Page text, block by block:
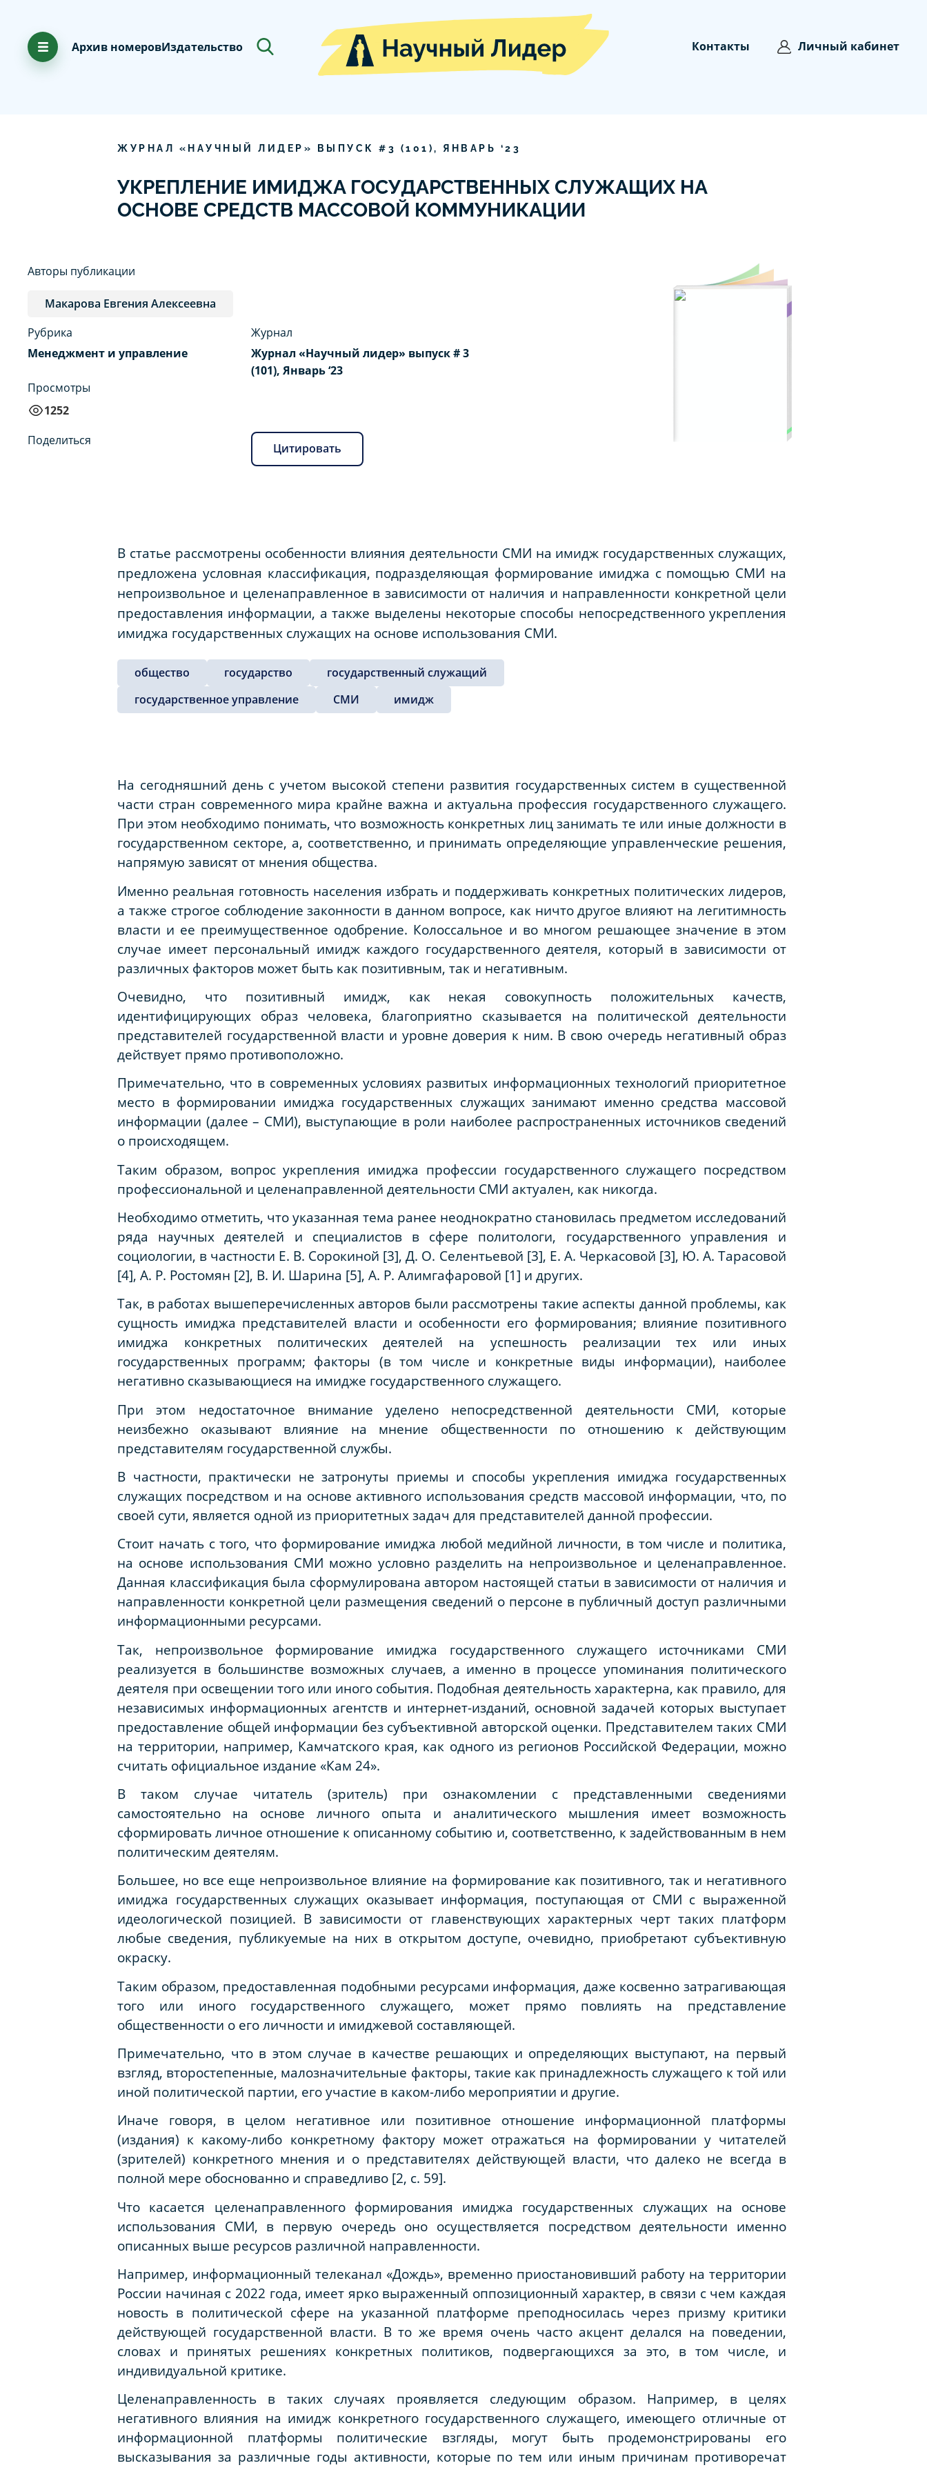
Архив номеровИздательство Контакты Личный кабинет
ЖУРНАЛ «НАУЧНЫЙ ЛИДЕР» ВЫПУСК # 3 (101 ), ЯНВАРЬ ‘23
УКРЕПЛЕНИЕ ИМИДЖА ГОСУДАРСТВЕННЫХ СЛУЖАЩИХ НА
ОСНОВЕ СРЕДСТВ МАССОВОЙ КОММУНИКАЦИИ
Авторы публикации
Макарова Евгения Алексеевна
Рубрика
Менеджмент и управление
Просмотры
1252
Журнал
Журнал «Научный лидер» выпуск # 3
(101), Январь ‘23
Поделиться
Цитировать
В статье рассмотрены особенности влияния деятельности СМИ на имидж государственных служащих,
предложена условная классификация, подразделяющая формирование имиджа с помощью СМИ на
непроизвольное и целенаправленное в зависимости от наличия и направленности конкретной цели
предоставления информации, а также выделены некоторые способы непосредственного укрепления
имиджа государственных служащих на основе использования СМИ.
общество государство
государственный служащий
государственное управление
СМИ имидж
На сегодняшний день с учетом высокой степени развития государственных систем в существенной
части стран современного мира крайне важна и актуальна профессия государственного служащего.
При этом необходимо понимать, что возможность конкретных лиц занимать те или иные должности в
государственном секторе, а, соответственно, и принимать определяющие управленческие решения,
напрямую зависят от мнения общества.
Именно реальная готовность населения избрать и поддерживать конкретных политических лидеров,
а также строгое соблюдение законности в данном вопросе, как ничто другое влияют на легитимность
власти и ее преимущественное одобрение. Колоссальное и во многом решающее значение в этом
случае имеет персональный имидж каждого государственного деятеля, который в зависимости от
различных факторов может быть как позитивным, так и негативным.
Очевидно, что позитивный имидж, как некая совокупность положительных качеств,
идентифицирующих образ человека, благоприятно сказывается на политической деятельности
представителей государственной власти и уровне доверия к ним. В свою очередь негативный образ
действует прямо противоположно.
Примечательно, что в современных условиях развитых информационных технологий приоритетное
место в формировании имиджа государственных служащих занимают именно средства массовой
информации (далее – СМИ), выступающие в роли наиболее распространенных источников сведений
о происходящем.
Таким образом, вопрос укрепления имиджа профессии государственного служащего посредством
профессиональной и целенаправленной деятельности СМИ актуален, как никогда.
Необходимо отметить, что указанная тема ранее неоднократно становилась предметом исследований
ряда научных деятелей и специалистов в сфере политологи, государственного управления и
социологии, в частности Е. В. Сорокиной [3], Д. О. Селентьевой [3], Е. А. Черкасовой [3], Ю. А. Тарасовой
[4], А. Р. Ростомян [2], В. И. Шарина [5], А. Р. Алимгафаровой [1] и других.
Так, в работах вышеперечисленных авторов были рассмотрены такие аспекты данной проблемы, как
сущность имиджа представителей власти и особенности его формирования; влияние позитивного
имиджа конкретных политических деятелей на успешность реализации тех или иных
государственных программ; факторы (в том числе и конкретные виды информации), наиболее
негативно сказывающиеся на имидже государственного служащего.
При этом недостаточное внимание уделено непосредственной деятельности СМИ, которые
неизбежно оказывают влияние на мнение общественности по отношению к действующим
представителям государственной службы.
В частности, практически не затронуты приемы и способы укрепления имиджа государственных
служащих посредством и на основе активного использования средств массовой информации, что, по
своей сути, является одной из приоритетных задач для представителей данной профессии.
Стоит начать с того, что формирование имиджа любой медийной личности, в том числе и политика,
на основе использования СМИ можно условно разделить на непроизвольное и целенаправленное.
Данная классификация была сформулирована автором настоящей статьи в зависимости от наличия и
направленности конкретной цели размещения сведений о персоне в публичный доступ различными
информационными ресурсами.
Так, непроизвольное формирование имиджа государственного служащего источниками СМИ
реализуется в большинстве возможных случаев, а именно в процессе упоминания политического
деятеля при освещении того или иного события. Подобная деятельность характерна, как правило, для
независимых информационных агентств и интернет-изданий, основной задачей которых выступает
предоставление общей информации без субъективной авторской оценки. Представителем таких СМИ
на территории, например, Камчатского края, как одного из регионов Российской Федерации, можно
считать официальное издание «Кам 24».
В таком случае читатель (зритель) при ознакомлении с представленными сведениями
самостоятельно на основе личного опыта и аналитического мышления имеет возможность
сформировать личное отношение к описанному событию и, соответственно, к задействованным в нем
политическим деятелям.
Большее, но все еще непроизвольное влияние на формирование как позитивного, так и негативного
имиджа государственных служащих оказывает информация, поступающая от СМИ с выраженной
идеологической позицией. В зависимости от главенствующих характерных черт таких платформ
любые сведения, публикуемые на них в открытом доступе, очевидно, приобретают субъективную
окраску.
Таким образом, предоставленная подобными ресурсами информация, даже косвенно затрагивающая
того или иного государственного служащего, может прямо повлиять на представление
общественности о его личности и имиджевой составляющей.
Примечательно, что в этом случае в качестве решающих и определяющих выступают, на первый
взгляд, второстепенные, малозначительные факторы, такие как принадлежность служащего к той или
иной политической партии, его участие в каком-либо мероприятии и другие.
Иначе говоря, в целом негативное или позитивное отношение информационной платформы
(издания) к какому-либо конкретному фактору может отражаться на формировании у читателей
(зрителей) конкретного мнения и о представителях действующей власти, что далеко не всегда в
полной мере обоснованно и справедливо [2, с. 59].
Что касается целенаправленного формирования имиджа государственных служащих на основе
использования СМИ, в первую очередь оно осуществляется посредством деятельности именно
описанных выше ресурсов различной направленности.
Например, информационный телеканал «Дождь», временно приостановивший работу на территории
России начиная с 2022 года, имеет ярко выраженный оппозиционный характер, в связи с чем каждая
новость в политической сфере на указанной платформе преподносилась через призму критики
действующей государственной власти. В то же время очень часто акцент делался на поведении,
словах и принятых решениях конкретных политиков, подвергающихся за это, в том числе, и
индивидуальной критике.
Целенаправленность в таких случаях проявляется следующим образом. Например, в целях
негативного влияния на имидж конкретного государственного служащего, имеющего отличные от
информационной платформы политические взгляды, могут быть продемонстрированы его
высказывания за различные годы активности, которые по тем или иным причинам противоречат